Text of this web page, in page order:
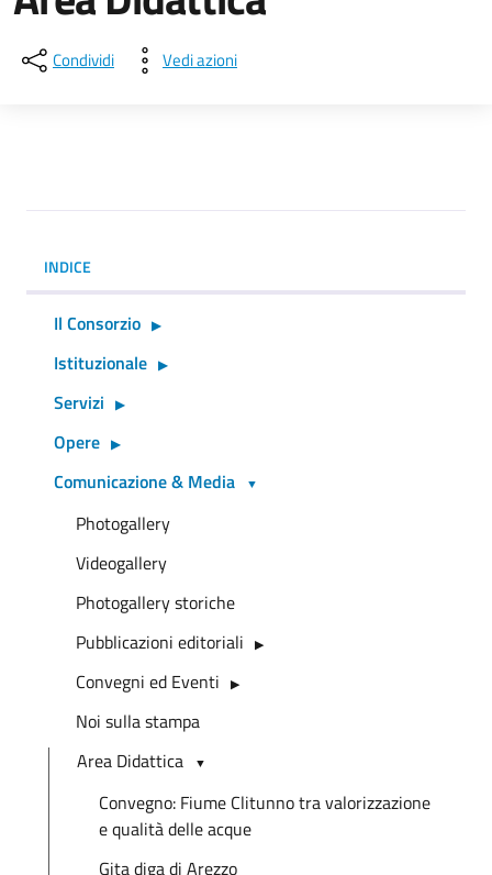
Condividi Vedi azioni
INDICE
Il Consorzio
Istituzionale
Servizi
Opere
Comunicazione & Media
Photogallery
Videogallery
Photogallery storiche
Pubblicazioni editoriali
Convegni ed Eventi
Noi sulla stampa
Area Didattica
Convegno: Fiume Clitunno tra valorizzazione
e qualità delle acque
Gita diga di Arezzo